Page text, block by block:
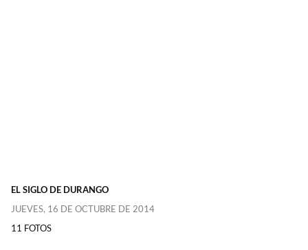
EL SIGLO DE DURANGO
JUEVES, 16 DE OCTUBRE DE 2014
11 FOTOS